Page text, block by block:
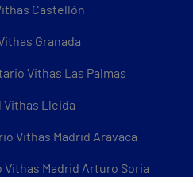
Castellón
Granada
Vithas Las Palmas
Vithas Lleida
Vithas Madrid Aravaca
Madrid Arturo Soria